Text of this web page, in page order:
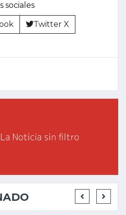
sociales
Twitter X